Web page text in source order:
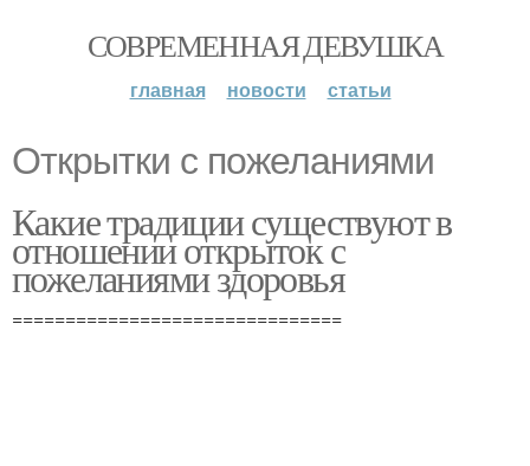
СОВРЕМЕННАЯ ДЕВУШКА
главная новости статьи
Открытки с пожеланиями
Какие традиции существуют в
отношении открыток с
пожеланиями здоровья
===============================